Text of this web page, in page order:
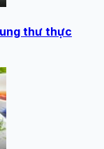
thư thực